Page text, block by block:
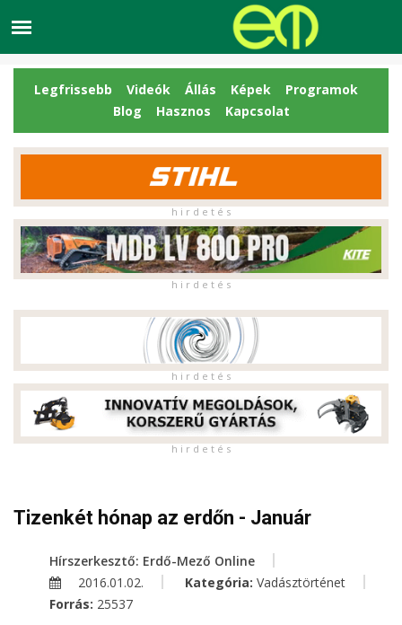
Legfrissebb Videók Állás Képek
Programok
Blog
Hasznos Kapcsolat
h i r d e t é s
h i r d e t é s
h i r d e t é s
h i r d e t é s
Tizenkét hónap az erdőn - Január
Hírszerkesztő: Erdő-Mező Online
2016.01.02.
Kategória: Vadásztörténet
Forrás: 25537